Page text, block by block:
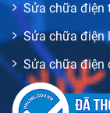
Sửa chữa điện
Sửa chữa điện
Sửa chữa điện